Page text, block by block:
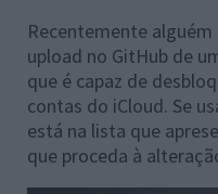
Recentemente
upload no GitHub de
que é capaz de
contas do iCloud. Se
está na lista que
que proceda à